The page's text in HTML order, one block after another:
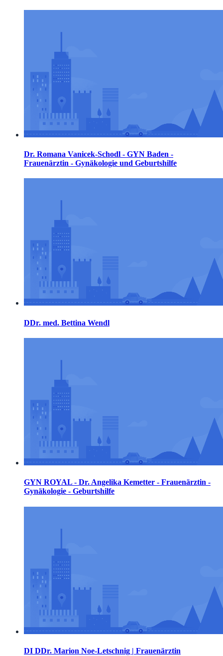
Dr. Romana Vanicek-Schodl - GYN Baden -
Frauenärztin - Gynäkologie und Geburtshilfe
DDr. med. Bettina Wendl
GYN ROYAL - Dr. Angelika Kemetter - Frauenärztin -
Gynäkologie - Geburtshilfe
DI DDr. Marion Noe-Letschnig | Frauenärztin